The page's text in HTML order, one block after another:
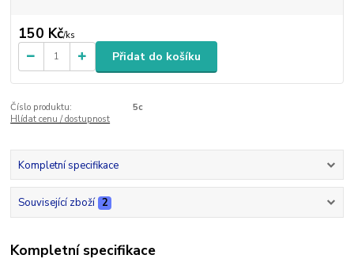
150 Kč/ks
Přidat do košíku
Číslo produktu:
5c
Hlídat cenu / dostupnost
Kompletní specifikace
Související zboží 2
Kompletní specifikace